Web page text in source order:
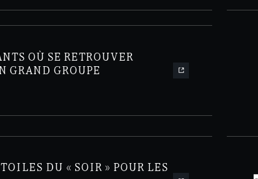
OÙ SE RETROUVER
GRAND GROUPE
DU « SOIR » POUR LES